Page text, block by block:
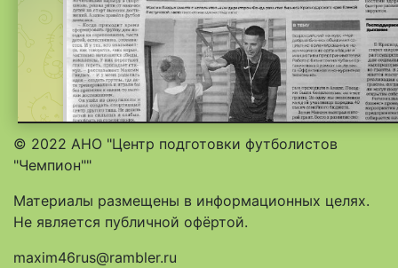
© 2022 АНО "Центр подготовки футболистов
"Чемпион""
Материалы размещены в информационных целях.
Не является публичной офёртой.
maxim46rus@rambler.ru